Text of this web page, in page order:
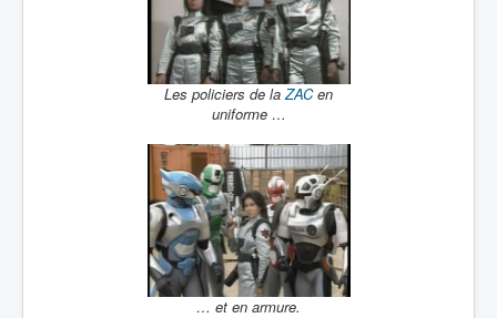
Autres apparitions
Les policiers de laZACen
uniforme …
… et en armure.